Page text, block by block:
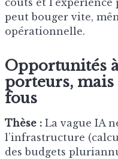
peut bouger vite,
opérationnelle.
Opportunités
porteurs, mais
fous
Thèse : La vague IA
l’infrastructure
des budgets